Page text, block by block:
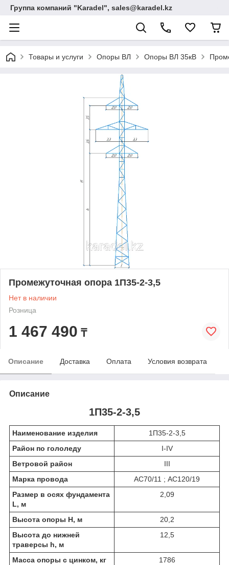
Группа компаний "Karadel", sales@karadel.kz
Товары и услуги Опоры ВЛ Опоры ВЛ 35кВ
Промежуточная опора 1П35-2-3,5
Нет в наличии
Розница
1 467 490 ₸
Описание Доставка Оплата Условия возврата
Описание
1П35-2-3,5
Наименование изделия
1П35-2-3,5
Район по гололеду
I-IV
Ветровой район
III
Марка провода
АС70/11 ; АС120/19
Размер в осях фундамента
L, м
2,09
Высота опоры Н, м
20,2
Высота до нижней
траверсы h, м
12,5
Масса опоры с цинком, кг
1786